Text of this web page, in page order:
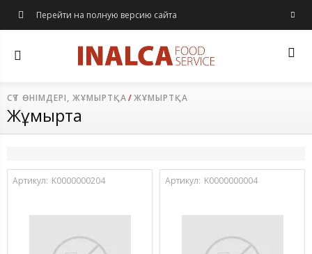
Перейти на полную версию сайта
СҮТ ӨНІМДЕРІ, ЖҰМЫРТҚА ЖҰМЫРТҚА
Жұмыртқа
Артикул: K0000000204 Артикул: K0000000004